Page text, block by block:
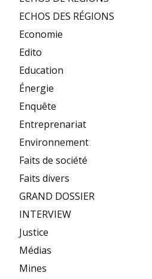
ECHOS DES RÉGIONS
Economie
Edito
Education
Énergie
Enquête
Entreprenariat
Environnement
Faits de société
Faits divers
GRAND DOSSIER
INTERVIEW
Justice
Médias
Mines